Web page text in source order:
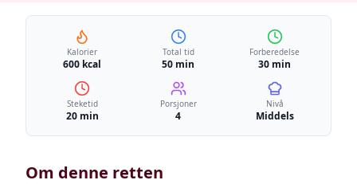
Kalorier
600 kcal
Total tid
50 min
Forberedelse
30 min
Steketid
20 min
Porsjoner
4
Nivå
Middels
Om denne retten